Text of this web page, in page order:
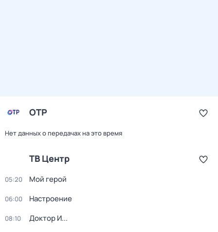
ОТР
Нет данных о передачах на это время
ТВ Центр
05:20 Мой герой
06:00 Настроение
08:10 Доктор И...